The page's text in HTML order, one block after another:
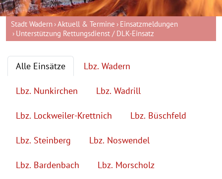
Stadt Wadern Aktuell & Termine
Einsatzmeldungen
Unterstützung Rettungsdienst / DLK-Einsatz
Alle Einsätze Lbz. Wadern
Lbz. Nunkirchen Lbz. Wadrill
Lbz. Lockweiler-Krettnich Lbz. Büschfeld
Lbz. Steinberg Lbz. Noswendel
Lbz. Bardenbach Lbz. Morscholz